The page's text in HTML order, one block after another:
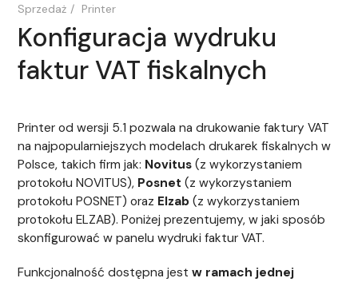
Sprzedaż / Printer
Konfiguracja wydruku
faktur VAT fiskalnych
Printer od wersji 5.1 pozwala na drukowanie faktury VAT
na najpopularniejszych modelach drukarek fiskalnych w
Polsce, takich firm jak: Novitus (z wykorzystaniem
protokołu NOVITUS), Posnet (z wykorzystaniem
protokołu POSNET) oraz Elzab (z wykorzystaniem
protokołu ELZAB). Poniżej prezentujemy, w jaki sposób
skonfigurować w panelu wydruki faktur VAT.
Funkcjonalność dostępna jestw ramach jednej